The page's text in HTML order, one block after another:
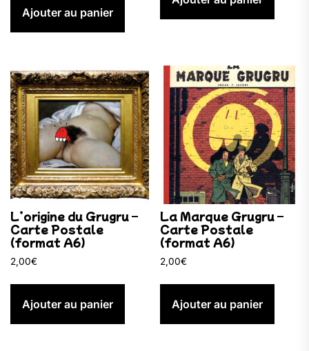
Ajouter au panier
L’origine du Grugru –
Carte Postale
(format A6)
2,00€
Ajouter au panier
La Marque Grugru –
Carte Postale
(format A6)
2,00€
Ajouter au panier